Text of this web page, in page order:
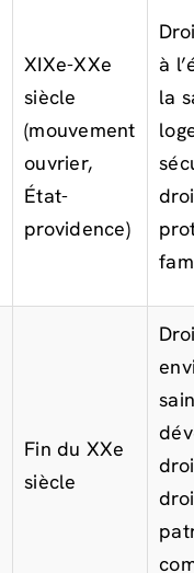
XIXe-XXe
siècle
(mouvement
ouvrier,
État-
providence)
à
la
Fin du XXe
siècle